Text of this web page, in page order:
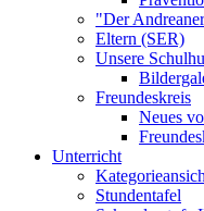
"Der
Eltern (SER)
Unsere
Freundeskreis
Neues
Unterricht
Stundentafel